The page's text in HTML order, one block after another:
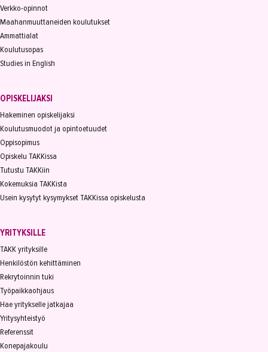
Verkko-opinnot
Maahanmuuttaneiden koulutukset
Ammattialat
Koulutusopas
Studies in English
OPISKELIJAKSI
Hakeminen opiskelijaksi
Koulutusmuodot ja opintoetuudet
Oppisopimus
Opiskelu TAKKissa
Tutustu TAKKiin
Kokemuksia TAKKista
Usein kysytyt kysymykset TAKKissa opiskelusta
YRITYKSILLE
TAKK yrityksille
Henkilöstön kehittäminen
Rekrytoinnin tuki
Työpaikkaohjaus
Hae yritykselle jatkajaa
Yritysyhteistyö
Referenssit
Konepajakoulu